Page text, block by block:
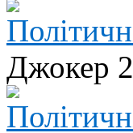
Джокер 2